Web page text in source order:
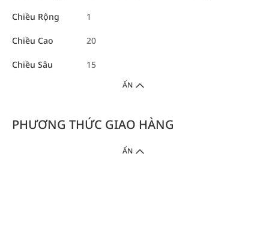
Chiều Rộng 1
Chiều Cao 20
Chiều Sâu 15
ẨN
PHƯƠNG THỨC GIAO HÀNG
ẨN